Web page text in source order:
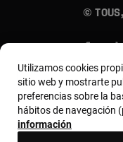
©
País y
Utilizamos cookies
sitio web y mostrarte
preferencias sobre la
hábitos de navegación
información